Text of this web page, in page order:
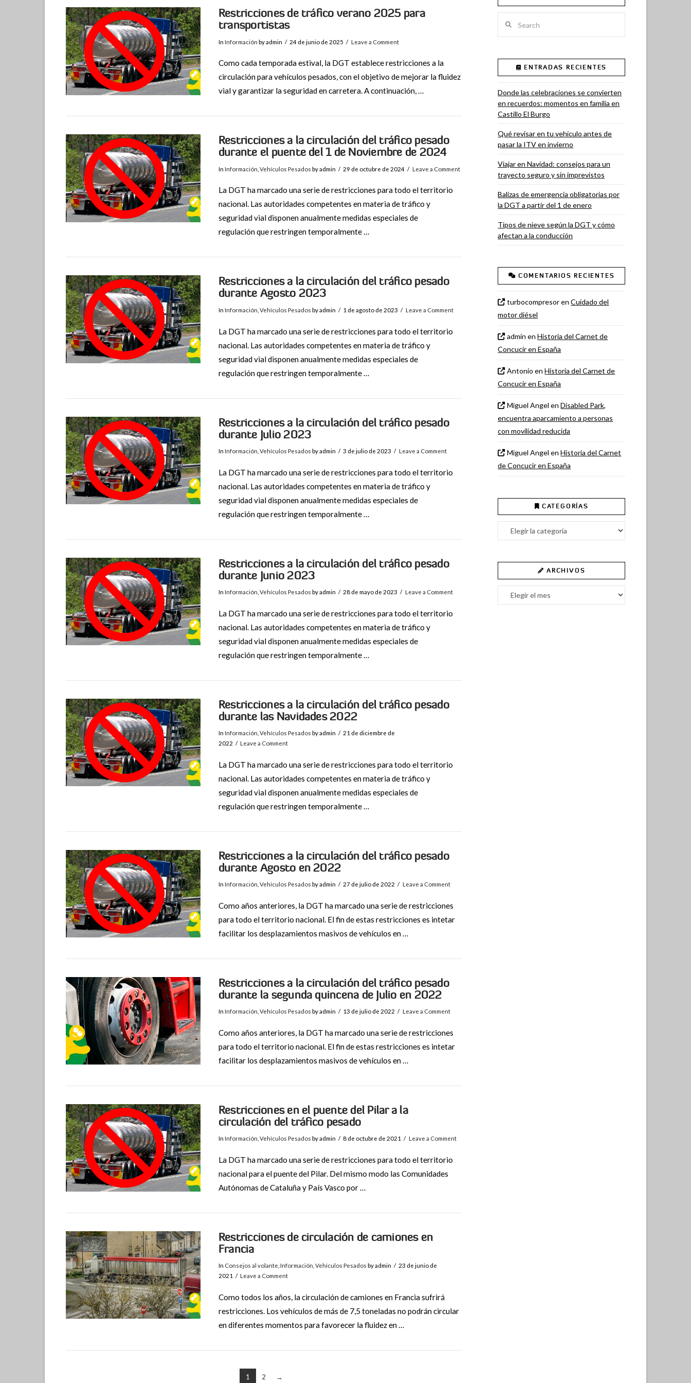
Restricciones de tráfico verano 2025 para
transportistas
In Información by admin 24 de junio de 2025 Leave a Comment
Como cada temporada estival, la DGT establece restricciones a la
circulación para vehículos pesados, con el objetivo de mejorar la fluidez
vial y garantizar la seguridad en carretera. A continuación, …
VIEW POST
Restricciones a la circulación del tráfico pesado
durante el puente del 1 de Noviembre de 2024
In Información Vehículos Pesados by admin 29 de octubre de 2024 Leave a Comment
La DGT ha marcado una serie de restricciones para todo el territorio
nacional. Las autoridades competentes en materia de tráfico y
seguridad vial disponen anualmente medidas especiales de
regulación que restringen temporalmente …
VIEW POST
Restricciones a la circulación del tráfico pesado
durante Agosto 2023
In Información Vehículos Pesados by admin 1 de agosto de 2023 Leave a Comment
La DGT ha marcado una serie de restricciones para todo el territorio
nacional. Las autoridades competentes en materia de tráfico y
seguridad vial disponen anualmente medidas especiales de
regulación que restringen temporalmente …
VIEW POST
Restricciones a la circulación del tráfico pesado
durante Julio 2023
In Información Vehículos Pesados by admin 3 de julio de 2023 Leave a Comment
La DGT ha marcado una serie de restricciones para todo el territorio
nacional. Las autoridades competentes en materia de tráfico y
seguridad vial disponen anualmente medidas especiales de
regulación que restringen temporalmente …
VIEW POST
Restricciones a la circulación del tráfico pesado
durante Junio 2023
In Información Vehículos Pesados by admin 28 de mayo de 2023 Leave a Comment
La DGT ha marcado una serie de restricciones para todo el territorio
nacional. Las autoridades competentes en materia de tráfico y
seguridad vial disponen anualmente medidas especiales de
regulación que restringen temporalmente …
VIEW POST
Restricciones a la circulación del tráfico pesado
durante las Navidades 2022
In Información Vehículos Pesados by admin
21 de diciembre de
2022
Leave a Comment
La DGT ha marcado una serie de restricciones para todo el territorio
nacional. Las autoridades competentes en materia de tráfico y
seguridad vial disponen anualmente medidas especiales de
regulación que restringen temporalmente …
Restricciones a la circulación del tráfico pesado
durante Agosto en 2022
In Información Vehículos Pesados by admin 27 de julio de 2022 Leave a Comment
Como años anteriores, la DGT ha marcado una serie de restricciones
para todo el territorio nacional. El fin de estas restricciones es intetar
facilitar los desplazamientos masivos de vehículos en …
Restricciones a la circulación del tráfico pesado
durante la segunda quincena de Julio en 2022
In Información Vehículos Pesados by admin 13 de julio de 2022 Leave a Comment
Como años anteriores, la DGT ha marcado una serie de restricciones
para todo el territorio nacional. El fin de estas restricciones es intetar
facilitar los desplazamientos masivos de vehículos en …
Restricciones en el puente del Pilar a la
circulación del tráfico pesado
In Información Vehículos Pesados by admin 8 de octubre de 2021 Leave a Comment
La DGT ha marcado una serie de restricciones para todo el territorio
nacional para el puente del Pilar. Del mismo modo las Comunidades
Autónomas de Cataluña y País Vasco por …
Restricciones de circulación de camiones en
Francia
In Consejos al volante Información Vehículos Pesados by admin
23 de junio de
2021
Leave a Comment
Como todos los años, la circulación de camiones en Francia sufrirá
restricciones. Los vehículos de más de 7,5 toneladas no podrán circular
en diferentes momentos para favorecer la fluidez en …
1 2 →
ENTRADAS RECIENTES
Donde las celebraciones se convierten
en recuerdos: momentos en familia en
Castillo El Burgo
Qué revisar en tu vehículo antes de
pasar la ITV en invierno
Viajar en Navidad: consejos para un
trayecto seguro y sin imprevistos
Balizas de emergencia obligatorias por
la DGT a partir del 1 de enero
Tipos de nieve según la DGT y cómo
afectan a la conducción
COMENTARIOS RECIENTES
turbocompresorenCuidado del
motor diésel
admin enHistoria del Carnet de
Concucir en España
Antonio enHistoria del Carnet de
Concucir en España
Miguel Angel enDisabled Park,
encuentra aparcamiento a personas
con movilidad reducida
Miguel Angel enHistoria del Carnet
de Concucir en España
CATEGORÍAS
Categorías
ARCHIVOS
Archivos